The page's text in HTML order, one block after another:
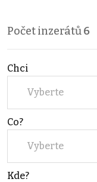
Počet inzerátů6
Chci
Vyberte
Co?
Vyberte
Kde?